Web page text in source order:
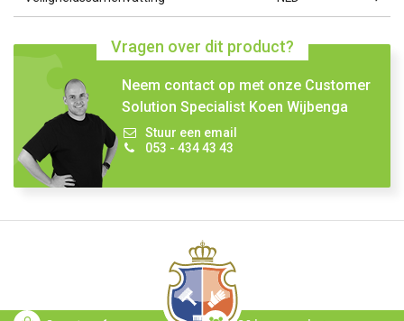
Vragen over dit product?
Neem contact op met onze Customer
Solution Specialist Koen Wijbenga
Stuur een email
053 - 434 43 43